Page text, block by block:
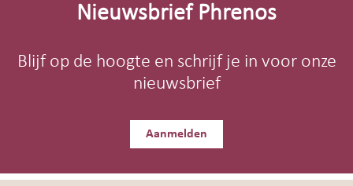
Nieuwsbrief Phrenos
Blijf op de hoogte en schrijf je in voor onze
nieuwsbrief
Aanmelden